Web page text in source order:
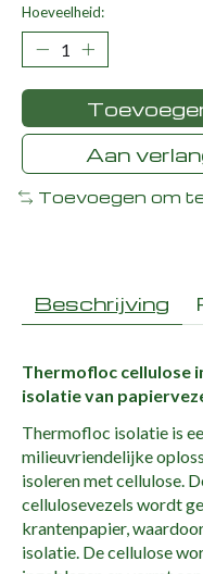
Hoeveelheid:
Aan
Toevoegen om
Beschrijving
Thermofloc cellulose
isolatie van
Thermofloc isolatie is
milieuvriendelijke
isoleren met cellulose.
cellulosevezels wordt
krantenpapier,
isolatie. De cellulose